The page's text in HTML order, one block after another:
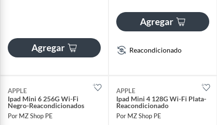
Agregar
Agregar
Reacondicionado
APPLE
Ipad Mini 6 256G Wi-Fi
Negro-Reacondicionados
Por MZ Shop PE
APPLE
Ipad Mini 4 128G Wi-Fi Plata-
Reacondicionado
Por MZ Shop PE